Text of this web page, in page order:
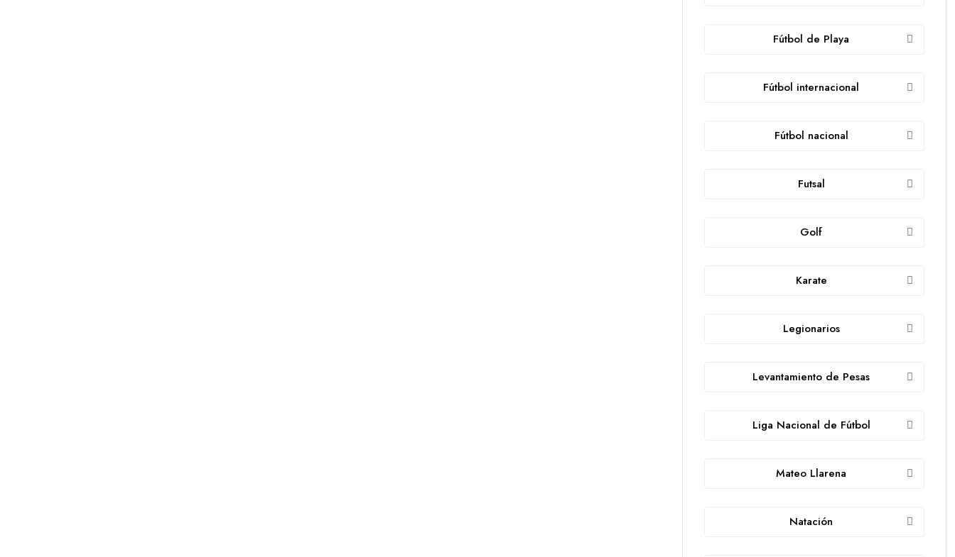
Fútbol de Playa
Fútbol internacional
Fútbol nacional
Futsal
Golf
Karate
Legionarios
Levantamiento de Pesas
Liga Nacional de Fútbol
Mateo Llarena
Natación